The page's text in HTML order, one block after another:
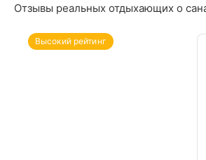
Отзывы реальных отдыхающих о
Высокий рейтинг